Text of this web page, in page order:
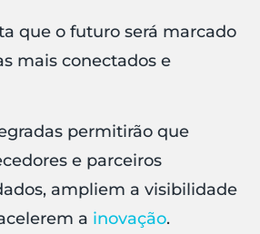
que o futuro será marcado
mais conectados e
permitirão que
e parceiros
ampliem a visibilidade
a inovação.